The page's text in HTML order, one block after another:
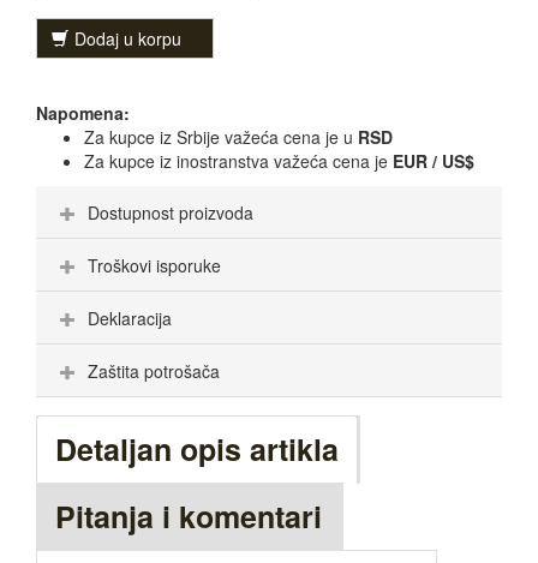
Dodaj u korpu
Napomena:
Za kupce iz Srbije važeća cena je u RSD
Za kupce iz inostranstva važeća cena je EUR / US$
Dostupnost proizvoda
Troškovi isporuke
Deklaracija
Zaštita potrošača
Detaljan opis artikla
Pitanja i komentari